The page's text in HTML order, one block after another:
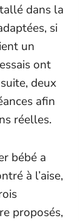
dans la
si
un
ont
deux
afin
réelles.
bébé a
à l’aise,
proposés,